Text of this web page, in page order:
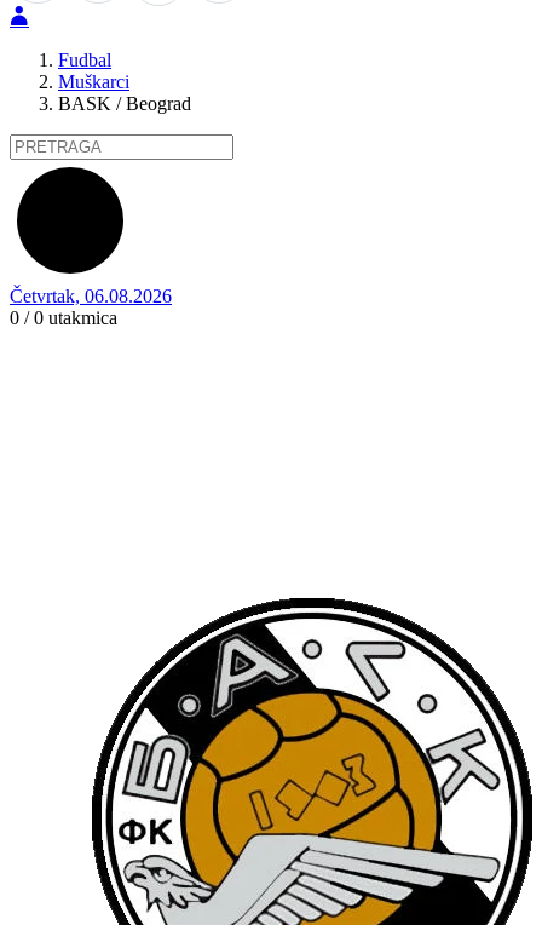
Fudbal
Muškarci
BASK / Beograd
Četvrtak, 06.08.2026
0 / 0 utakmica